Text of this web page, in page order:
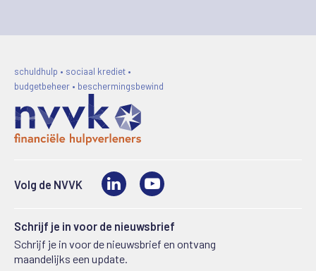
schuldhulp • sociaal krediet •
budgetbeheer • beschermingsbewind
Volg de NVVK LinkedIn
Schrijf je in voor de nieuwsbrief
Schrijf je in voor de nieuwsbrief en ontvang
maandelijks een update.